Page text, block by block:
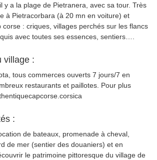
y a la plage de Pietranera, avec sa tour. Très
à Pietracorbara (à 20 mn en voiture) et
corse : criques, villages perchés sur les flancs
avec toutes ses essences, sentiers….
village :
tous commerces ouverts 7 jours/7 en
restaurants et paillotes. Pour plus
:
de bateaux, promenade à cheval,
de mer (sentier des douaniers) et en
le patrimoine pittoresque du village de